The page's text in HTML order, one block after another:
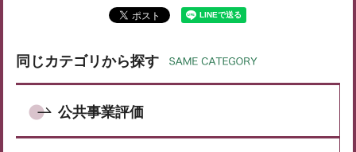
同じカテゴリから探す
公共事業評価